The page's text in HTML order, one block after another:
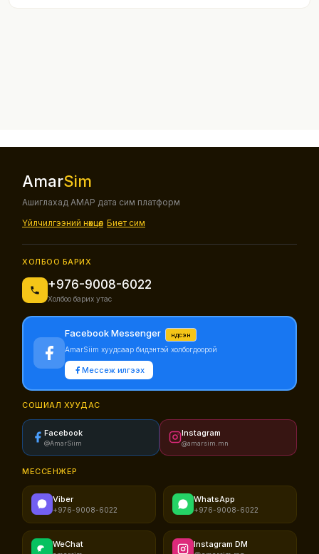
AmarSim
Ашиглахад АМАР дата сим платформ
Үйлчилгээний нөхцөл Биет сим
ХОЛБОО БАРИХ
+976-9008-6022
Холбоо барих утас
Facebook Messenger Үндсэн
AmarSiim хуудсаар бидэнтэй холбогдоорой
Мессеж илгээх
СОШИАЛ ХУУДАС
Facebook
@AmarSiim
Instagram
@amarsim.mn
МЕССЕНЖЕР
Viber
+976-9008-6022
WhatsApp
+976-9008-6022
WeChat Instagram DM